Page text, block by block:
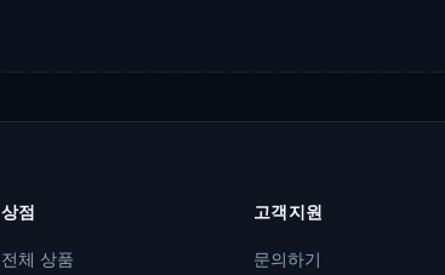
상점
전체 상품
고객지원
문의하기